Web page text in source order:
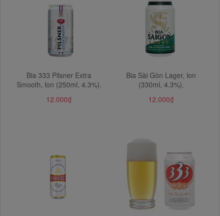
Bia 333 Pilsner Extra
Smooth, lon (250ml, 4.3%).
12.000₫
Bia Sài Gòn Lager, lon
(330ml, 4.3%).
12.000₫